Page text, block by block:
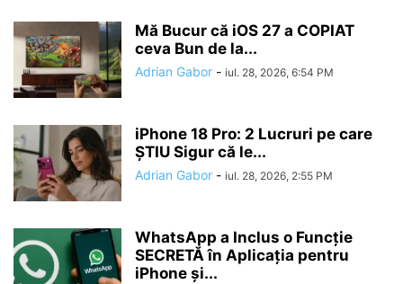
Mă Bucur că iOS 27 a COPIAT
ceva Bun de la...
Adrian Gabor - iul. 28, 2026, 6:54 PM
iPhone 18 Pro: 2 Lucruri pe care
ȘTIU Sigur că le...
Adrian Gabor - iul. 28, 2026, 2:55 PM
WhatsApp a Inclus o Funcție
SECRETĂ în Aplicația pentru
iPhone și...